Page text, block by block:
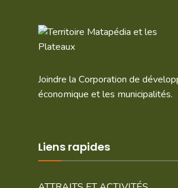
Joindre la Corporation de
économique et les municipalités.
Liens rapides